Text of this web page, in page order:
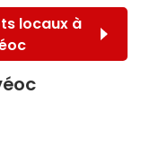
locaux à